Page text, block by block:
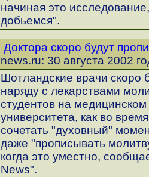
начиная это
добьемся".
Доктора скоро будут
news.ru: 30 августа 2002
Шотландские врачи скоро
наряду с лекарствами
студентов на
университета, как во
сочетать "духовный"
даже "прописывать
когда это уместно,
News".